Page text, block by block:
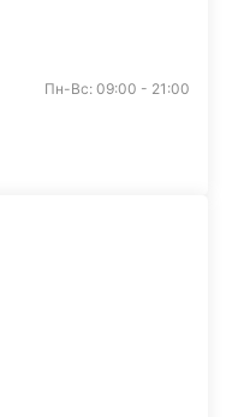
Пн-Вс: 09:00 - 21:00